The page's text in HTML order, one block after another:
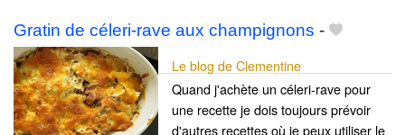
Gratin de céleri-rave aux champignons -
Le blog de Clementine
Quand j'achète un céleri-rave pour
une recette je dois toujours prévoir
d'autres recettes où je peux utiliser le